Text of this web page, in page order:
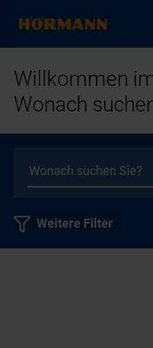
Willkommen
Wonach
Weitere Filter